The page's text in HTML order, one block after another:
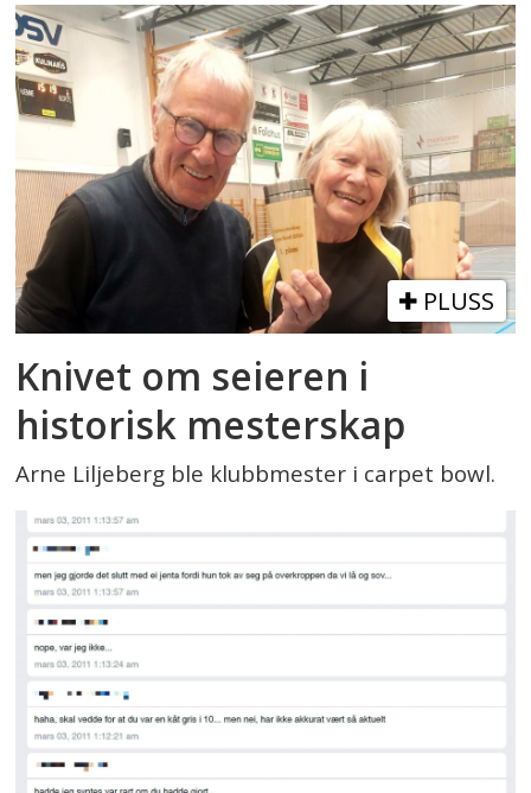
PLUSS
Knivet om seieren i
historisk mesterskap
Arne Liljeberg ble klubbmester i carpet bowl.